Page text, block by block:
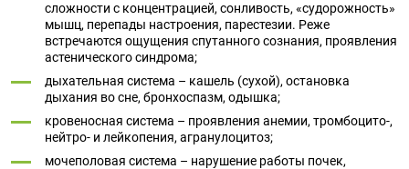
сложности с концентрацией, сонливость, «судорожность»
мышц, перепады настроения, парестезии. Реже
встречаются ощущения спутанного сознания, проявления
астенического синдрома;
дыхательная система – кашель (сухой), остановка
дыхания во сне, бронхоспазм, одышка;
кровеносная система – проявления анемии, тромбоцито-,
нейтро- и лейкопения, агранулоцитоз;
мочеполовая система – нарушение работы почек,